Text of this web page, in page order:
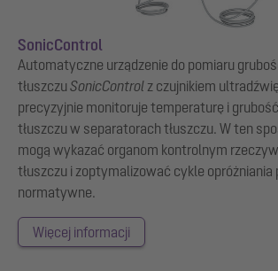
SonicControl
Automatyczne urządzenie do pomiaru
tłuszczu SonicControl z czujnikiem
precyzyjnie monitoruje temperaturę i
tłuszczu w separatorach tłuszczu. W ten
mogą wykazać organom kontrolnym
tłuszczu i zoptymalizować cykle opróżniania
normatywne.
Więcej informacji